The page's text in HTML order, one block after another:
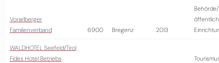
Vorarlberger
Familienverband
6900 Bregenz 2013
Behörde/
WALDHOTEL Seefeld/Tirol
Fides Hotel Betriebs